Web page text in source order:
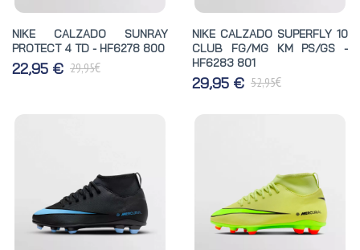
NIKE CALZADO SUNRAY
PROTECT 4 TD - HF6278 800
22,95 € 29,95€
NIKE CALZADO SUPERFLY 10
CLUB FG/MG KM PS/GS -
HF6283 801
29,95 € 52,95€